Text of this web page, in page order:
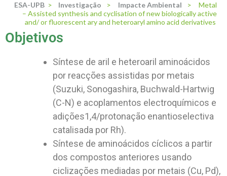
ESA-UPB > Investigação > Impacte Ambiental >
Metal
– Assisted synthesis and cyclisation of new biologically active
and/ or fluorescent ary and heteroaryl amino acid derivatives
Objetivos
Síntese de aril e heteroaril aminoácidos
por reacções assistidas por metais
(Suzuki, Sonogashira, Buchwald-Hartwig
(C-N) e acoplamentos electroquímicos e
adições1,4/protonação enantioselectiva
catalisada por Rh).
Síntese de aminoácidos cíclicos a partir
dos compostos anteriores usando
ciclizações mediadas por metais (Cu, Pd),